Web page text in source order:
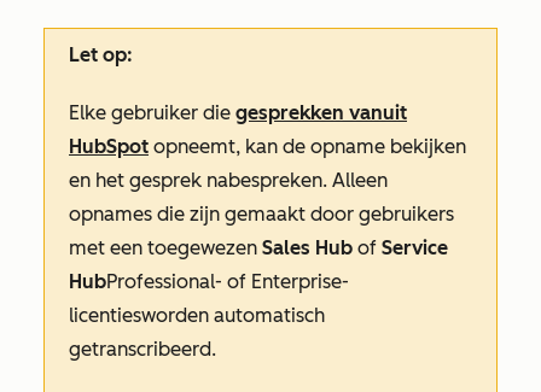
Let op:
Elke gebruiker die gesprekken vanuit
HubSpot opneemt, kan de opname bekijken
en het gesprek nabespreken. Alleen
opnames die zijn gemaakt door gebruikers
met een toegewezen Sales Hub of Service
HubProfessional- of Enterprise-
licentiesworden automatisch
getranscribeerd.